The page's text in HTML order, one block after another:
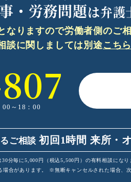
・労務問題は弁護
なりますので労働者側のご
談に関しましては別途こちら
00～18：00
ご相談 初回1時間 来所・
分毎に5,000円（税込5,500円）の有料相談になり
合があります。
※無断キャンセルされた場合、